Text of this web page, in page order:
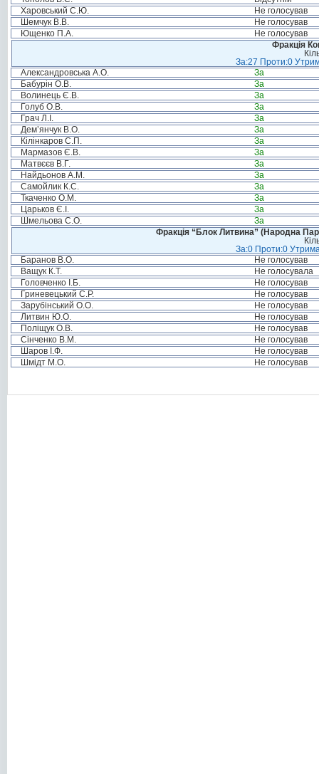
Харовський С.Ю.
Не голосував
Шемчук В.В.
Не голосував
Ющенко П.А.
Не голосував
Фракція
За:27 Проти:0
Александровська А.О.
За
Бабурін О.В.
За
Волинець Є.В.
За
Голуб О.В.
За
Грач Л.І.
За
Дем’янчук В.О.
За
Кілінкаров С.П.
За
Мармазов Є.В.
За
Матвєєв В.Г.
За
Найдьонов А.М.
За
Самойлик К.С.
За
Ткаченко О.М.
За
Царьков Є.І.
За
Шмельова С.О.
За
Фракція “Блок Литвина” (Народна
За:0 Проти:0
Баранов В.О.
Не голосував
Ващук К.Т.
Не голосувала
Головченко І.Б.
Не голосував
Гриневецький С.Р.
Не голосував
Зарубінський О.О.
Не голосував
Литвин Ю.О.
Не голосував
Поліщук О.В.
Не голосував
Сінченко В.М.
Не голосував
Шаров І.Ф.
Не голосував
Шмідт М.О.
Не голосував